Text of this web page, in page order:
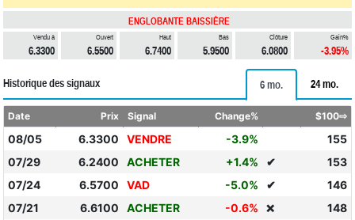
ENGLOBANTE BAISSIÈRE
Vendu à
6.3300
Ouvert
6.5500
Haut
6.7400
Bas
5.9500
Clôture
6.0800
Gain%
-3.95%
Historique des signaux 6 mo. 24 mo.
Date Prix Signal Change% $100⇨
08/05 6.3300 VENDRE -3.9%
155
07/29
6.2400 ACHETER +1.4% ✔
153
07/24
6.5700 VAD -5.0% ✔
146
07/21
6.6100 ACHETER -0.6% ❌
148